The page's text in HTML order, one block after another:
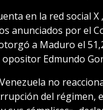
en la red social
anunciados por el
a Maduro el
Edmundo
no
del régimen,